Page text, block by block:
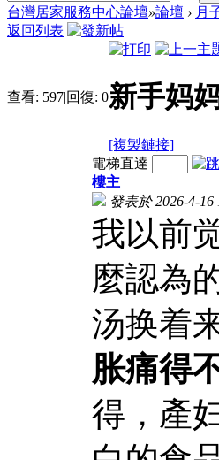
台灣居家服務中心論壇»論壇 › 月
返回列表
查看: 597|回復: 0新手妈
[複製鏈接]
電梯直達
樓主
發表於 2026-4-16
我以前
麼認為
汤换着
胀痛得
得，產